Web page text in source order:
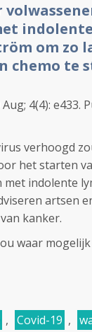
om zo
chemo te
Aug; 4(4): e433.
verhoogd
het starten
indolente
artsen
kanker.
waar
, Covid-19 ,